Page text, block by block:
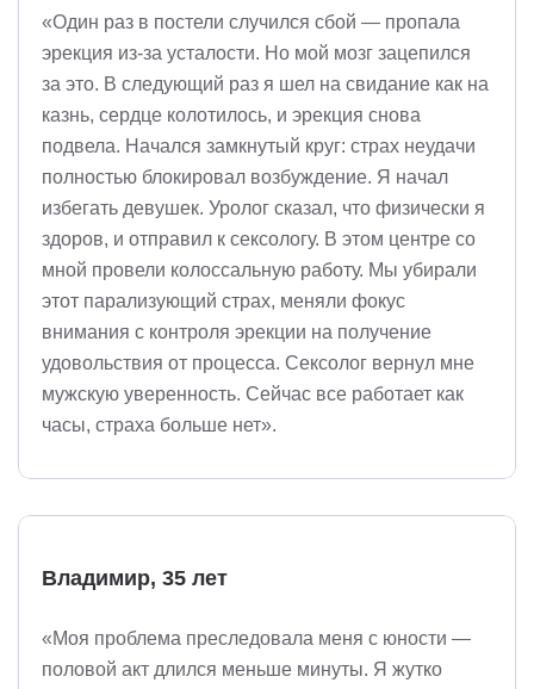
«Один раз в постели случился сбой — пропала
эрекция из-за усталости. Но мой мозг зацепился
за это. В следующий раз я шел на свидание как на
казнь, сердце колотилось, и эрекция снова
подвела. Начался замкнутый круг: страх неудачи
полностью блокировал возбуждение. Я начал
избегать девушек. Уролог сказал, что физически я
здоров, и отправил к сексологу. В этом центре со
мной провели колоссальную работу. Мы убирали
этот парализующий страх, меняли фокус
внимания с контроля эрекции на получение
удовольствия от процесса. Сексолог вернул мне
мужскую уверенность. Сейчас все работает как
часы, страха больше нет».
Владимир, 35 лет
«Моя проблема преследовала меня с юности —
половой акт длился меньше минуты. Я жутко